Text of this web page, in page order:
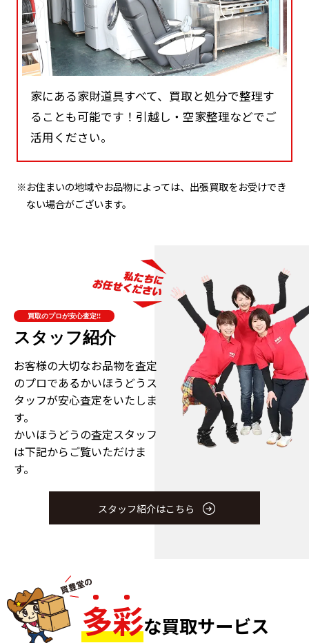
家にある家財道具すべて、買取と処分で整理す
ることも可能です！引越し・空家整理などでご
活用ください。
※お住まいの地域やお品物によっては、出張買取をお受けでき
ない場合がございます。
買取のプロが安心査定!!
スタッフ紹介
お客様の大切なお品物を査定
のプロであるかいほうどうス
タッフが安心査定をいたしま
す。
かいほうどうの査定スタッフ
は下記からご覧いただけま
す。
スタッフ紹介はこちら
多彩な買取サービス